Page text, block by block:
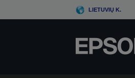
to
LIETUVIŲ K.